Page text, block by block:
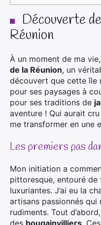
Découverte
Réunion
À un moment de ma
de la Réunion, un
découvert que cette île
pour ses paysages à
pour ses traditions de
aventure ! Qui aurait
me transformer en une
Les premiers pas
Mon initiation a
pittoresque, entouré
luxuriantes. J’ai eu la
artisans passionnés qui
rudiments. Tout
des bougainvilliers .